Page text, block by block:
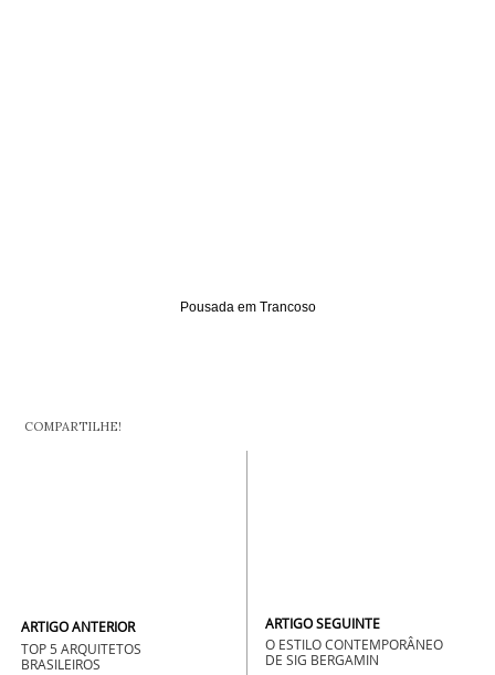
Pousada em Trancoso
COMPARTILHE!
ARTIGO ANTERIOR
TOP 5 ARQUITETOS
BRASILEIROS
ARTIGO SEGUINTE
O ESTILO CONTEMPORÂNEO
DE SIG BERGAMIN